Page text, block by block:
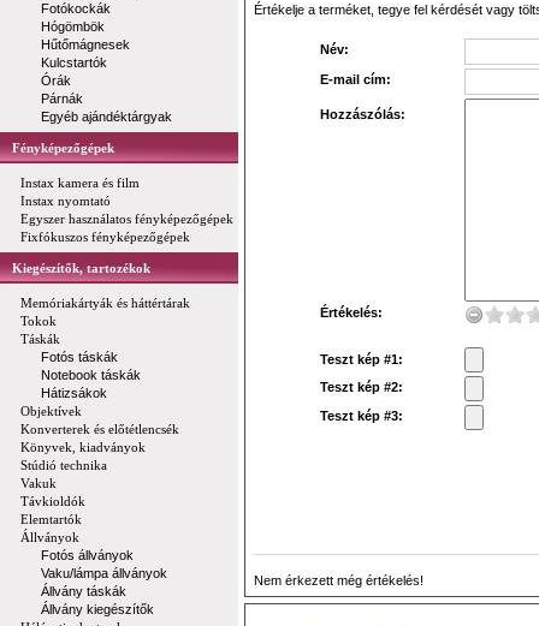
Fotókockák
Hógömbök
Hűtőmágnesek
Kulcstartók
Órák
Párnák
Egyéb ajándéktárgyak
Fényképezőgépek
Instax kamera és film
Instax nyomtató
Egyszer használatos fényképezőgépek
Fixfókuszos fényképezőgépek
Kiegészítők, tartozékok
Memóriakártyák és háttértárak
Tokok
Táskák
Fotós táskák
Notebook táskák
Hátizsákok
Objektívek
Konverterek és előtétlencsék
Könyvek, kiadványok
Stúdió technika
Vakuk
Távkioldók
Elemtartók
Állványok
Fotós állványok
Vaku/lámpa állványok
Állvány táskák
Állvány kiegészítők
Értékelje a terméket, tegye fel kérdését vagy
Név:
E-mail cím:
Hozzászólás:
Értékelés:
Teszt kép #1:
Teszt kép #2:
Teszt kép #3:
Nem érkezett még értékelés!